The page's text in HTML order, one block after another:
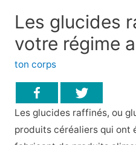
Les glucides
votre régime
ton corps
Les glucides raffinés, ou
produits céréaliers qui ont